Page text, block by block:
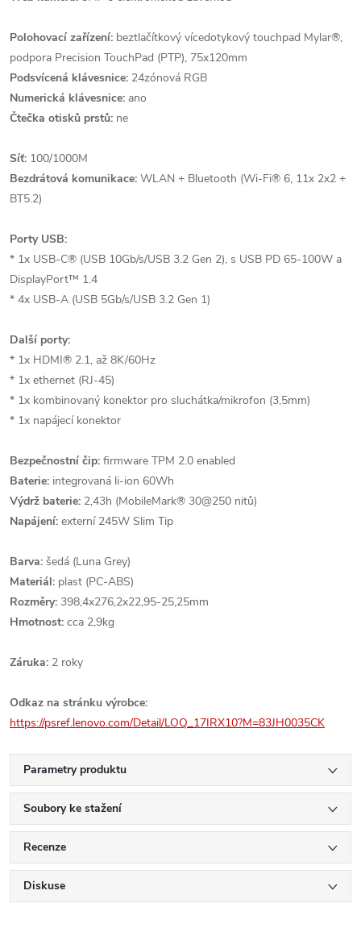
Polohovací zařízení: beztlačítkový vícedotykový touchpad Mylar®,
podpora Precision TouchPad (PTP), 75x120mm
Podsvícená klávesnice: 24zónová RGB
Numerická klávesnice: ano
Čtečka otisků prstů: ne
Síť: 100/1000M
Bezdrátová komunikace: WLAN + Bluetooth (Wi-Fi® 6, 11x 2x2 +
BT5.2)
Porty USB:
* 1x USB-C® (USB 10Gb/s/USB 3.2 Gen 2), s USB PD 65-100W a
DisplayPort™ 1.4
* 4x USB-A (USB 5Gb/s/USB 3.2 Gen 1)
Další porty:
* 1x HDMI® 2.1, až 8K/60Hz
* 1x ethernet (RJ-45)
* 1x kombinovaný konektor pro sluchátka/mikrofon (3,5mm)
* 1x napájecí konektor
Bezpečnostní čip: firmware TPM 2.0 enabled
Baterie: integrovaná li-ion 60Wh
Výdrž baterie: 2,43h (MobileMark® 30@250 nitů)
Napájení: externí 245W Slim Tip
Barva: šedá (Luna Grey)
Materiál: plast (PC-ABS)
Rozměry: 398,4x276,2x22,95-25,25mm
Hmotnost: cca 2,9kg
Záruka: 2 roky
Odkaz na stránku výrobce:
https://psref.lenovo.com/Detail/LOQ_17IRX10?M=83JH0035CK
Parametry produktu
Soubory ke stažení
Recenze
Diskuse